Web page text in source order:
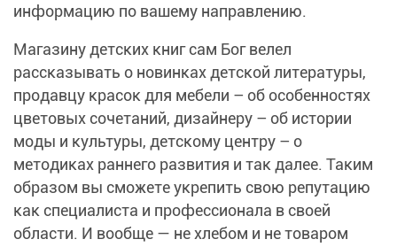
информацию по вашему направлению.
Магазину детских книг сам Бог велел
рассказывать о новинках детской литературы,
продавцу красок для мебели – об особенностях
цветовых сочетаний, дизайнеру – об истории
моды и культуры, детскому центру – о
методиках раннего развития и так далее. Таким
образом вы сможете укрепить свою репутацию
как специалиста и профессионала в своей
области. И вообще — не хлебом и не товаром